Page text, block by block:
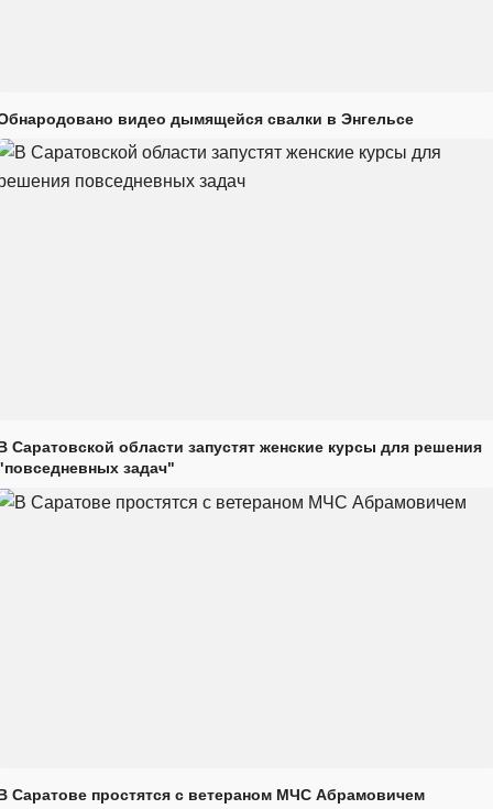
видео дымящейся свалки в Энгельсе
Саратовской области запустят женские курсы для решения
задач"
Саратове простятся с ветераном МЧС Абрамовичем